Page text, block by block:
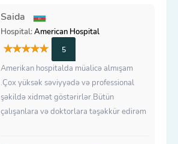
Saida
Hospital:American Hospital
5
Amerikan hospitalda müalicə almışam
.Çox yüksək səviyyədə və professional
şəkildə xidmət göstərirlər.Bütün
çalışanlara və doktorlara təşəkkür edirəm